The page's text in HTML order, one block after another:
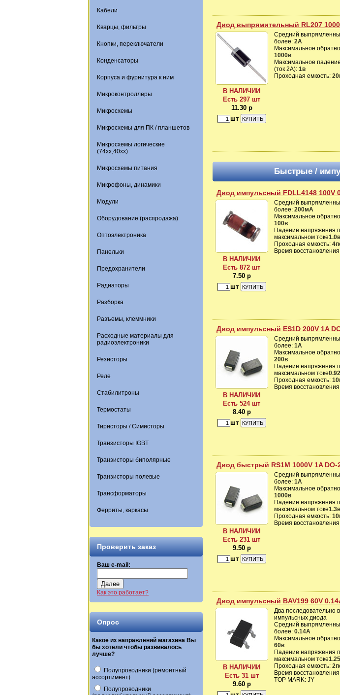
Кабели
Кварцы, фильтры
Кнопки, переключатели
Конденсаторы
Корпуса и фурнитура к ним
Микроконтроллеры
Микросхемы
Микросхемы для ПК / планшетов
Микросхемы логические
(74xx,40xx)
Микросхемы питания
Микрофоны, динамики
Модули
Оборудование (распродажа)
Оптоэлектроника
Панельки
Предохранители
Радиаторы
Разборка
Разъемы, клеммники
Расходные материалы для
радиоэлектроники
Резисторы
Реле
Стабилитроны
Термостаты
Тиристоры / Симисторы
Транзисторы IGBT
Транзисторы биполярные
Транзисторы полевые
Трансформаторы
Ферриты, каркасы
Проверить заказ
Ваш e-mail:
Далее
Как это работает?
Опрос
Какое из направлений магазина Вы
бы хотели чтобы развивалось
лучше?
Полупроводники (ремонтный
ассортимент)
Полупроводники
Диод выпрямительный RL207
В НАЛИЧИИ
Есть 297 шт
11.30 р
шт
Средний
более: 2А
Максимальное
1000в
Максимальное
(ток 2A): 1в
Проходная емкость:
Быстрые /
Диод импульсный FDLL4148 100V
В НАЛИЧИИ
Есть 872 шт
7.50 р
шт
Средний
более: 200мА
Максимальное
100в
Падение напряжения
максимальном токе1.0в
Проходная емкость:
Время
Диод импульсный ES1D 200V 1A
В НАЛИЧИИ
Есть 524 шт
8.40 р
шт
Средний
более: 1А
Максимальное
200в
Падение напряжения
максимальном токе
Проходная емкость:
Время
Диод быстрый RS1M 1000V 1A DO-
В НАЛИЧИИ
Есть 231 шт
9.50 р
шт
Средний
более: 1А
Максимальное
1000в
Падение напряжения
максимальном токе1.3в
Проходная емкость:
Время
Диод импульсный BAV199 60V
В НАЛИЧИИ
Есть 31 шт
9.60 р
Два последовательно
импульсных диода
Средний
более: 0.14A
Максимальное
60в
Падение напряжения
максимальном токе
Проходная емкость:
Время
TOP MARK: JY